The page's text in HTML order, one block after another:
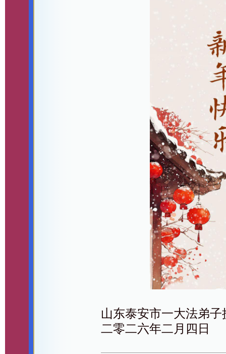
山东泰安市一大法弟子
二零二六年二月四日